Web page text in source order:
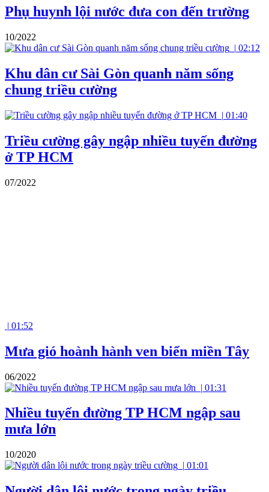
Phụ huynh lội nước đưa con đến trường
10/2022
| 02:12
Khu dân cư Sài Gòn quanh năm sống
chung triều cường
| 01:40
Triều cường gây ngập nhiều tuyến đường
ở TP HCM
07/2022
| 01:52
Mưa gió hoành hành ven biển miền Tây
06/2022
| 01:31
Nhiều tuyến đường TP HCM ngập sau
mưa lớn
10/2020
| 01:01